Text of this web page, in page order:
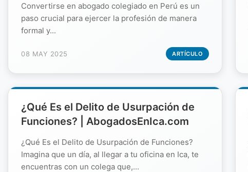
Convertirse en abogado colegiado en Perú es un
paso crucial para ejercer la profesión de manera
formal y...
08 MAY 2025 ARTÍCULO
¿Qué Es el Delito de Usurpación de
Funciones? | AbogadosEnIca.com
¿Qué Es el Delito de Usurpación de Funciones?
Imagina que un día, al llegar a tu oficina en Ica, te
encuentras con un colega que,...